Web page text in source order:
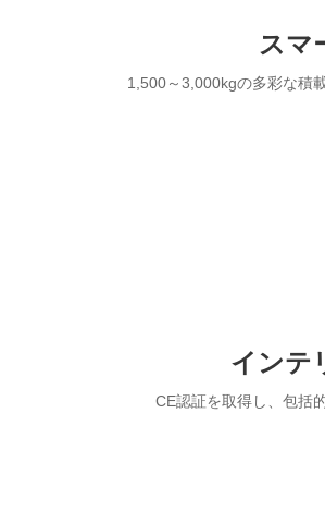
スマ
1,500～3,000kgの多彩な積
インテ
CE認証を取得し、包括